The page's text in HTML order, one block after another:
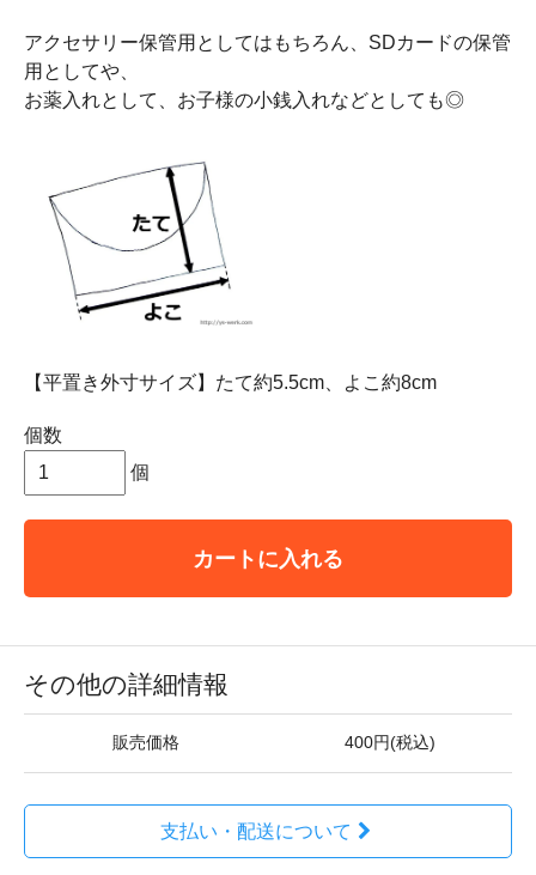
アクセサリー保管用としてはもちろん、SDカードの保管
用としてや、
お薬入れとして、お子様の小銭入れなどとしても◎
【平置き外寸サイズ】たて約5.5cm、よこ約8cm
個数
個
カートに入れる
その他の詳細情報
販売価格 400円(税込)
支払い・配送について